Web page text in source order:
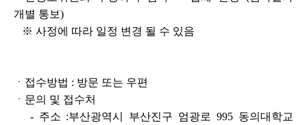
개별 통보)
※ 사정에 따라 일정 변경 될 수 있음
ㆍ접수방법 : 방문 또는 우편
ㆍ문의 및 접수처
- 주소 :부산광역시 부산진구 엄광로 995 동의대학교